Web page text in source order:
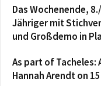
Das Wochenende,
Jähriger mit
und Großdemo in
As part of Tacheles:
Hannah Arendt on